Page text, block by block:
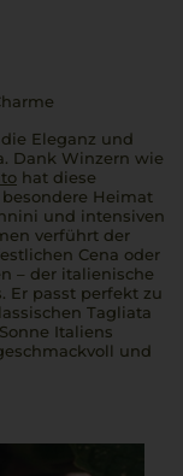
Eleganz und
. Dank Winzern wie
hat diese
Heimat
und intensiven
verführt der
Cena oder
– der italienische
Er passt perfekt zu
Tagliata
Italiens
und